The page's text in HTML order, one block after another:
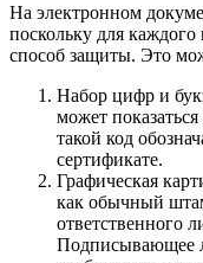
На электронном
поскольку для
способ защиты. Это
Набор цифр и
может
такой код
сертификате.
Графическая
как обычный
ответственного
Подписывающее